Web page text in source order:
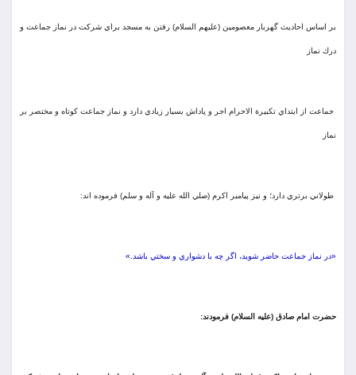
بر اساس احاديث گهربار معصومين (عليهم السلام) رفتن به مسجد براي شركت در نماز جماعت و
درك نماز
جماعت از ابتداي تكبيرة الاحرام اجر و پاداش بسيار زيادي دارد و نماز جماعت كوتاه و مختصر بر
نماز
طولاني برتري دارد؛ و نيز پيامبر اكرم (صلي الله عليه و آله و سلم) فرموده اند:
«در نماز جماعت حاضر شويد، اگر چه با دشواري و سختي باشد.»
حضرت امام صادق (عليه السلام) فرمودند: